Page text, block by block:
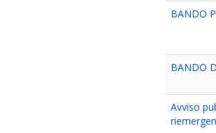
BANDO
BANDO
Avviso